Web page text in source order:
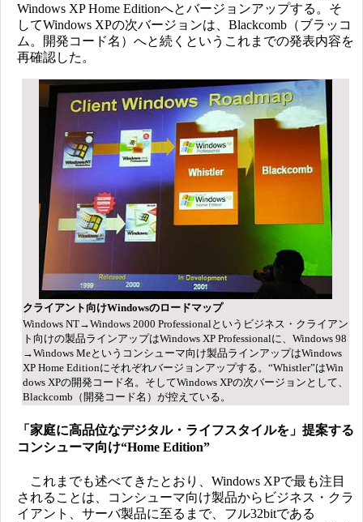
Windows XP Home Editionへとバージョンアップする。そ
してWindows XPの次バージョンは、Blackcomb（ブラッコ
ム。開発コード名）へと続くというこれまでの発表内容を
再確認した。
クライアント向けWindowsのロードマップ
Windows NT→Windows 2000 Professionalというビジネス・クライアン
ト向けの製品ラインアップはWindows XP Professionalに、Windows 98
→Windows Meというコンシューマ向け製品ラインアップはWindows
XP Home Editionにそれぞれバージョンアップする。“Whistler”はWin
dows XPの開発コード名。そしてWindows XPの次バージョンとして、
Blackcomb（開発コード名）が控えている。
「家庭に高品位なデジタル・ライフスタイルを」提案する
コンシューマ向け“Home Edition”
これまでも述べてきたとおり、Windows XPで最も注目
されることは、コンシューマ向け製品からビジネス・クラ
イアント、サーバ製品に至るまで、フル32bitである